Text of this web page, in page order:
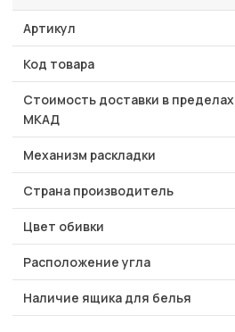
Артикул
Код товара
Стоимость доставки в пределах
МКАД
Механизм раскладки
Страна производитель
Цвет обивки
Расположение угла
Наличие ящика для белья